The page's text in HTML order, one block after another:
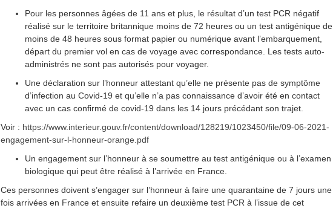
Pour les personnes âgées de 11 ans et plus, le résultat d’un test PCR négatif
réalisé sur le territoire britannique moins de 72 heures ou un test antigénique de
moins de 48 heures sous format papier ou numérique avant l’embarquement,
départ du premier vol en cas de voyage avec correspondance. Les tests auto-
administrés ne sont pas autorisés pour voyager.
Une déclaration sur l’honneur attestant qu’elle ne présente pas de symptôme
d’infection au Covid-19 et qu’elle n’a pas connaissance d’avoir été en contact
avec un cas confirmé de covid-19 dans les 14 jours précédant son trajet.
Voir : https://www.interieur.gouv.fr/content/download/128219/1023450/file/09-06-2021-
engagement-sur-l-honneur-orange.pdf
Un engagement sur l’honneur à se soumettre au test antigénique ou à l’examen
biologique qui peut être réalisé à l’arrivée en France.
Ces personnes doivent s’engager sur l’honneur à faire une quarantaine de 7 jours une
fois arrivées en France et ensuite refaire un deuxième test PCR à l’issue de cet